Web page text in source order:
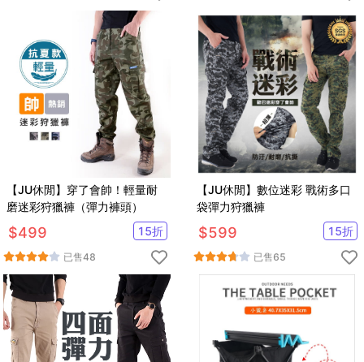
【JU休閒】穿了會帥！輕量耐
磨迷彩狩獵褲（彈力褲頭）
$499 15折
已售48
【JU休閒】數位迷彩 戰術多口
袋彈力狩獵褲
$599 15折
已售65